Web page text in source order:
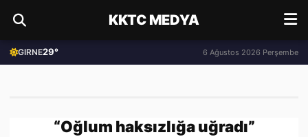
KKTC MEDYA
GIRNE29° 6 Ağustos 2026 Perşembe
“Oğlum haksızlığa uğradı”